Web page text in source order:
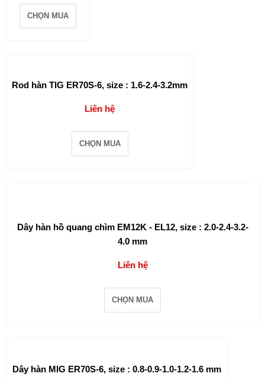
CHỌN MUA
Rod hàn TIG ER70S-6, size : 1.6-2.4-3.2mm
Liên hệ
CHỌN MUA
Dây hàn hồ quang chìm EM12K - EL12, size : 2.0-2.4-3.2-
4.0 mm
Liên hệ
CHỌN MUA
Dây hàn MIG ER70S-6, size : 0.8-0.9-1.0-1.2-1.6 mm